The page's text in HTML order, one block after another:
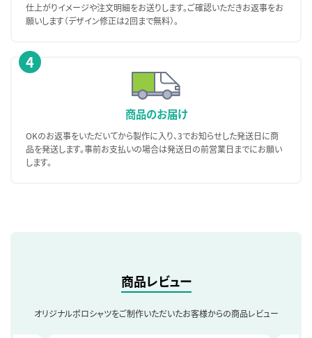
仕上がりイメージや注文明細をお送りします。ご確認いただきお返事をお
願いします（デザイン修正は2回まで無料）。
4
商品のお届け
OKのお返事をいただいてから製作に入り、3でお知らせした発送日に商
品を発送します。事前お支払いの場合は発送日の前営業日までにお願い
します。
商品レビュー
オリジナルポロシャツをご制作いただいたお客様からの商品レビュー